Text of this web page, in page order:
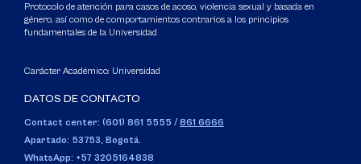
Protocolo de atención para casos de acoso, violencia sexual y basada en
género, así como de comportamientos contrarios a los principios
fundamentales de la Universidad
Carácter Académico: Universidad
DATOS DE CONTACTO
Contact center: (601) 861 5555 / 861 6666
Apartado: 53753, Bogotá.
WhatsApp: +57 3205164838